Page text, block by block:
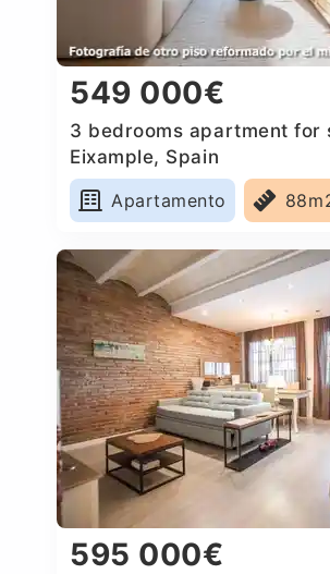
549 000€
3 bedrooms apartment for
Eixample, Spain
Apartamento
595 000€